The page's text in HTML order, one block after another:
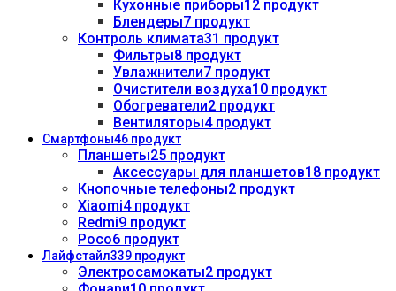
Кухонные приборы12 продукт
Блендеры7 продукт
Контроль климата31 продукт
Фильтры8 продукт
Увлажнители7 продукт
Очистители воздуха10 продукт
Обогреватели2 продукт
Вентиляторы4 продукт
Смартфоны46 продукт
Планшеты25 продукт
Аксессуары для планшетов18 продукт
Кнопочные телефоны2 продукт
Xiaomi4 продукт
Redmi9 продукт
Poco6 продукт
Лайфстайл339 продукт
Электросамокаты2 продукт